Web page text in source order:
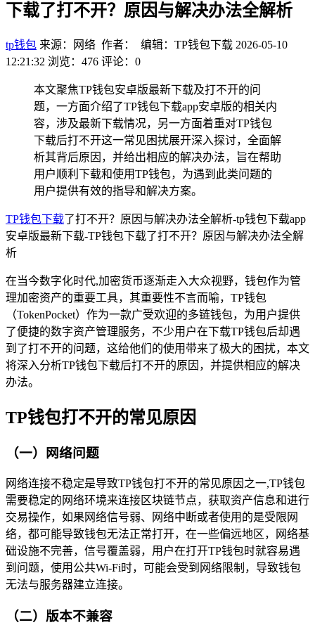
下载了打不开？原因与解决办法全解析
tp钱包 来源：网络 作者： 编辑：TP钱包下载 2026-05-10
12:21:32 浏览：476 评论：0
本文聚焦TP钱包安卓版最新下载及打不开的问
题，一方面介绍了TP钱包下载app安卓版的相关内
容，涉及最新下载情况，另一方面着重对TP钱包
下载后打不开这一常见困扰展开深入探讨，全面解
析其背后原因，并给出相应的解决办法，旨在帮助
用户顺利下载和使用TP钱包，为遇到此类问题的
用户提供有效的指导和解决方案。
TP钱包下载了打不开？原因与解决办法全解析-tp钱包下载app
安卓版最新下载-TP钱包下载了打不开？原因与解决办法全解
析
在当今数字化时代,加密货币逐渐走入大众视野，钱包作为管
理加密资产的重要工具，其重要性不言而喻，TP钱包
（TokenPocket）作为一款广受欢迎的多链钱包，为用户提供
了便捷的数字资产管理服务，不少用户在下载TP钱包后却遇
到了打不开的问题，这给他们的使用带来了极大的困扰，本文
将深入分析TP钱包下载后打不开的原因，并提供相应的解决
办法。
TP钱包打不开的常见原因
（一）网络问题
网络连接不稳定是导致TP钱包打不开的常见原因之一,TP钱包
需要稳定的网络环境来连接区块链节点，获取资产信息和进行
交易操作，如果网络信号弱、网络中断或者使用的是受限网
络，都可能导致钱包无法正常打开，在一些偏远地区，网络基
础设施不完善，信号覆盖弱，用户在打开TP钱包时就容易遇
到问题，使用公共Wi-Fi时，可能会受到网络限制，导致钱包
无法与服务器建立连接。
（二）版本不兼容